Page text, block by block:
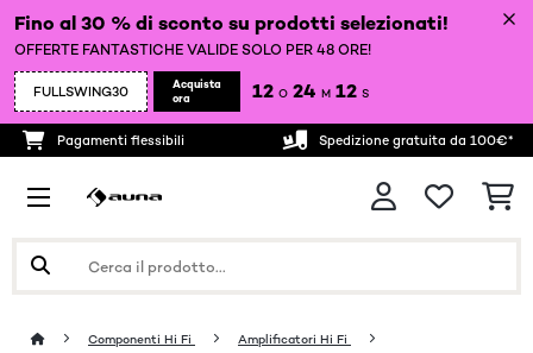
Fino al 30 % di sconto su prodotti selezionati!
OFFERTE FANTASTICHE VALIDE SOLO PER 48 ORE!
FULLSWING30
Acquista
ora
12 O 24 M 10 S
Pagamenti flessibili Spedizione gratuita da 100€*
Componenti Hi Fi Amplificatori Hi Fi